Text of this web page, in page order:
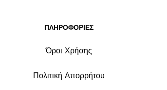
ΠΛΗΡΟΦΟΡΙΕΣ
Όροι Χρήσης
Πολιτική Απορρήτου